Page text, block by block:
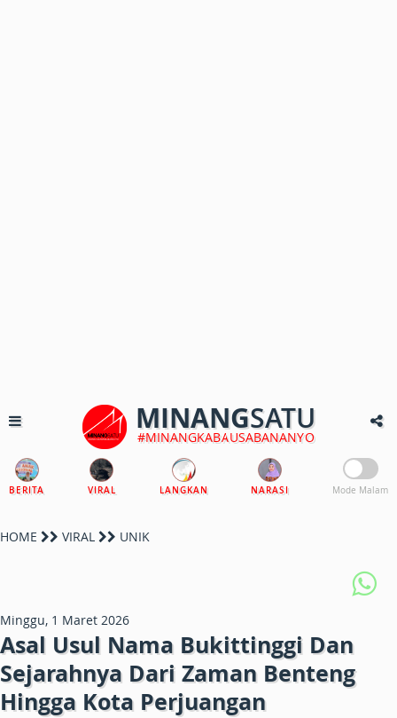
MINANGSATU
#MINANGKABAUSABANANYO
BERITA VIRAL LANGKAN NARASI Mode Malam
HOME VIRAL UNIK
Minggu, 1 Maret 2026
Asal Usul Nama Bukittinggi Dan
Sejarahnya Dari Zaman Benteng
Hingga Kota Perjuangan